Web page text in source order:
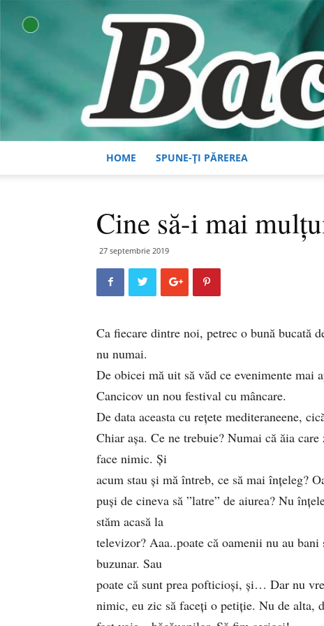
HOME SPUNE-ȚI PĂREREA
Cine să-i mai
27 septembrie 2019
Ca fiecare dintre noi, petrec o bună bucată
nu numai.
De obicei mă uit să văd ce evenimente mai
Cancicov un nou festival cu mâncare.
De data aceasta cu rețete mediteraneene,
Chiar așa. Ce ne trebuie? Numai că ăia
face nimic. Și
acum stau și mă întreb, ce să mai înțeleg?
puși de cineva să ”latre” de aiurea? Nu
stăm acasă la
televizor? Aaa..poate că oamenii nu au
buzunar. Sau
poate că sunt prea pofticioși, și… Dar nu
nimic, eu zic să faceți o petiție. Nu de alta,